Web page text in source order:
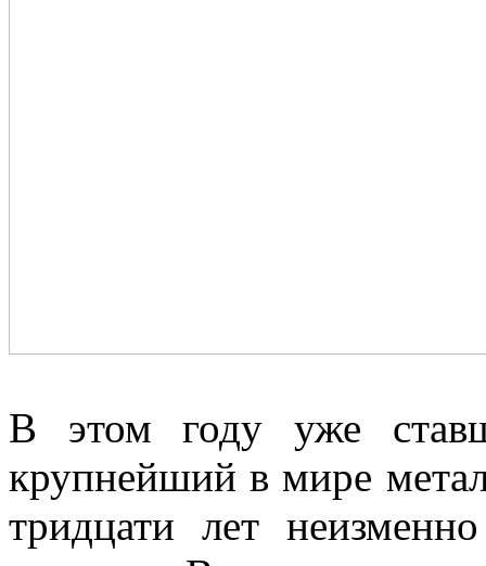
В этом году уже
крупнейший в мире
тридцати лет